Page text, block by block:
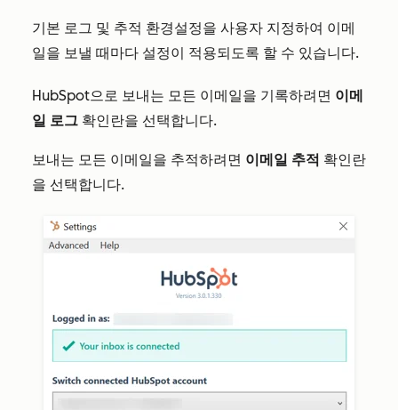
기본 로그 및 추적 환경설정을 사용자 지정하여 이메
일을 보낼 때마다 설정이 적용되도록 할 수 있습니다.
HubSpot으로 보내는 모든 이메일을 기록하려면 이메
일 로그 확인란을 선택합니다.
보내는 모든 이메일을 추적하려면 이메일 추적 확인란
을 선택합니다.